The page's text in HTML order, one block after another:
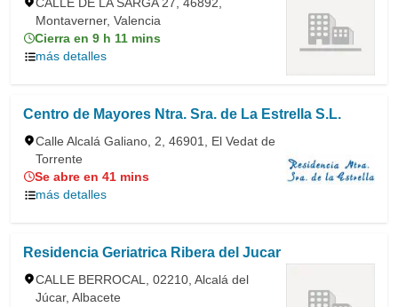
Montaverner, Valencia
Cierra en 9 h 11 mins
más detalles
Centro de Mayores Ntra. Sra. de La Estrella S.L.
Calle Alcalá Galiano, 2, 46901, El Vedat de
Torrente
Se abre en 41 mins
más detalles
Residencia Geriatrica Ribera del Jucar
CALLE BERROCAL, 02210, Alcalá del
Júcar, Albacete